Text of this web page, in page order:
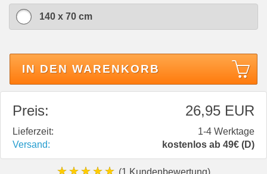
140 x 70 cm
IN DEN WARENKORB
Preis: 26,95 EUR
Lieferzeit:
1-4 Werktage
Versand:
kostenlos ab 49€ (D)
★★★★★